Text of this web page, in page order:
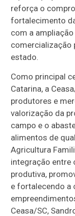
reforça o
fortalecimento
com a
comercialização
estado.
Como principal
Catarina, a
produtores e
valorização da
campo e o
alimentos de
Agricultura
integração entre
produtiva,
e fortalecendo a
Ceasa/SC,